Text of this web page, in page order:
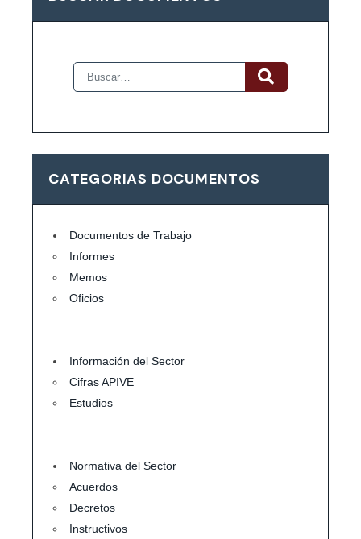
CATEGORIAS DOCUMENTOS
Documentos de Trabajo
Informes
Memos
Oficios
Información del Sector
Cifras APIVE
Estudios
Normativa del Sector
Acuerdos
Decretos
Instructivos